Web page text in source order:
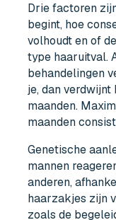
Drie factoren
begint, hoe
volhoudt en of
type haaruitval.
behandelingen
je, dan
maanden.
maanden
Genetische
mannen
anderen,
haarzakjes zijn
zoals de